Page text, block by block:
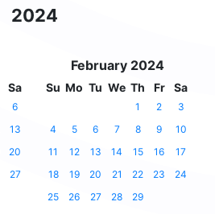
2024
Sa
6
13
20
27
February 2024
Su Mo Tu We Th Fr Sa
1 2
3
4
5 6 7 8 9
10
11
12 13 14 15 16
17
18
19 20 21 22 23
24
25
26 27 28 29